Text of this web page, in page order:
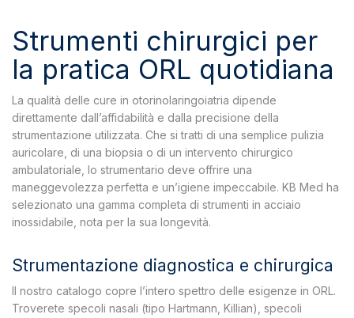
Strumenti chirurgici per
la pratica ORL quotidiana
La qualità delle cure in otorinolaringoiatria dipende
direttamente dall’affidabilità e dalla precisione della
strumentazione utilizzata. Che si tratti di una semplice pulizia
auricolare, di una biopsia o di un intervento chirurgico
ambulatoriale, lo strumentario deve offrire una
maneggevolezza perfetta e un’igiene impeccabile. KB Med ha
selezionato una gamma completa di strumenti in acciaio
inossidabile, nota per la sua longevità.
Strumentazione diagnostica e chirurgica
Il nostro catalogo copre l’intero spettro delle esigenze in ORL.
Troverete specoli nasali (tipo Hartmann, Killian), specoli